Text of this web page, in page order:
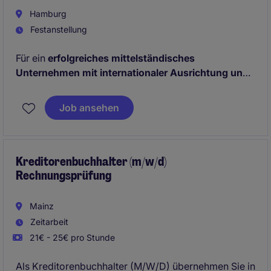
Hamburg
Festanstellung
Für ein erfolgreiches mittelständisches
Unternehmen mit internationaler Ausrichtung und
wir einen Finanzbuchhalter General Ledger (m/w/d).
In dieser Position übernimmst du Verantwortung für
Finanzberichte.
Job ansehen
Kreditorenbuchhalter (m/w/d)
Rechnungsprüfung
Mainz
Zeitarbeit
21€ - 25€ pro Stunde
Als Kreditorenbuchhalter (M/W/D) übernehmen Sie in